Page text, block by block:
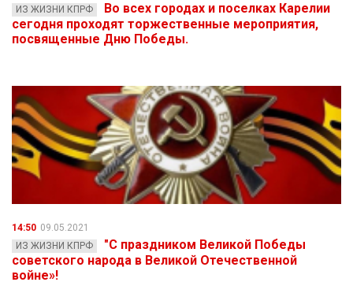
ИЗ ЖИЗНИ КПРФ
Во всех городах и поселках Карелии
сегодня проходят торжественные мероприятия,
посвященные Дню Победы.
14:50 09.05.2021
ИЗ ЖИЗНИ КПРФ
"С праздником Великой Победы
советского народа в Великой Отечественной
войне»!